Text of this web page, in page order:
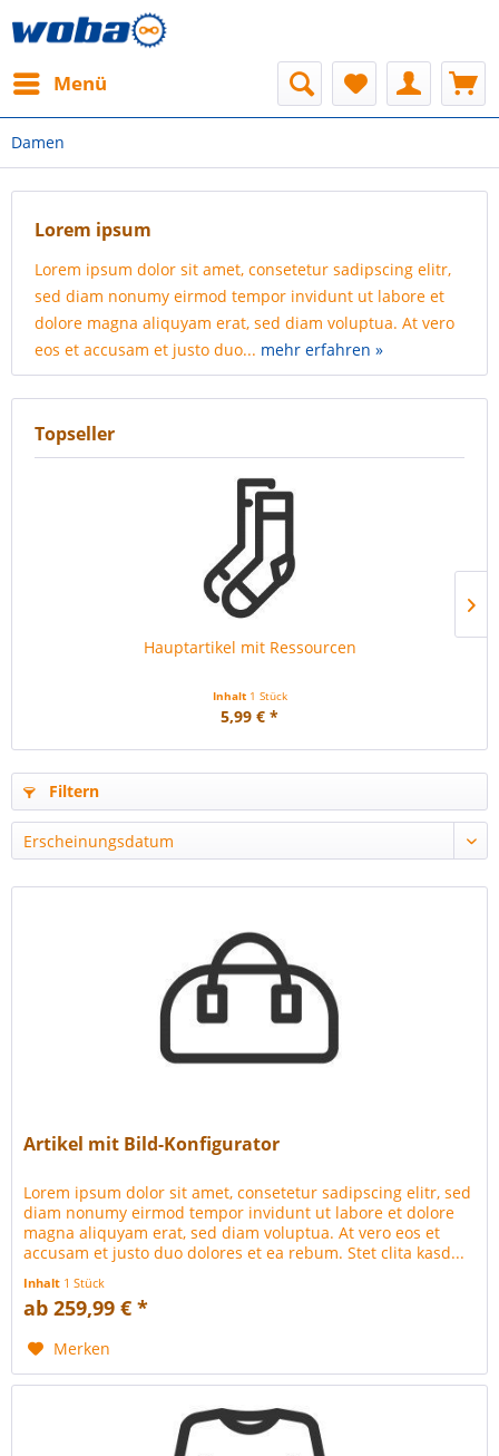
Menü
Damen
Lorem ipsum
Lorem ipsum dolor sit amet, consetetur sadipscing elitr,
sed diam nonumy eirmod tempor invidunt ut labore et
dolore magna aliquyam erat, sed diam voluptua. At vero
eos et accusam et justo duo... mehr erfahren »
Topseller
Hauptartikel mit Ressourcen
Inhalt 1 Stück
5,99 € *
Filtern
Artikel mit Bild-Konfigurator
Lorem ipsum dolor sit amet, consetetur sadipscing elitr, sed
diam nonumy eirmod tempor invidunt ut labore et dolore
magna aliquyam erat, sed diam voluptua. At vero eos et
accusam et justo duo dolores et ea rebum. Stet clita kasd...
Inhalt 1 Stück
ab 259,99 € *
Merken